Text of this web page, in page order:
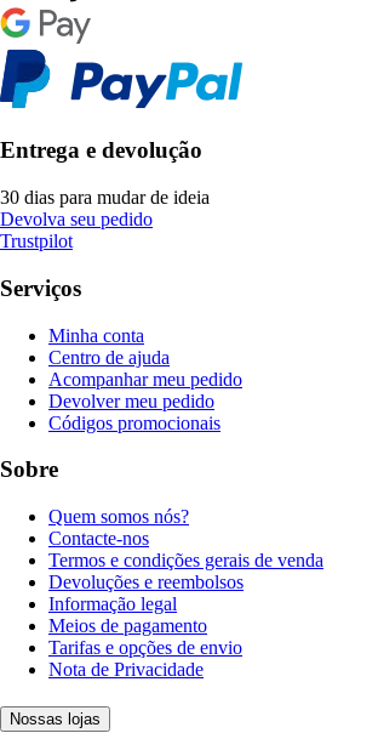
Entrega e devolução
30 dias para mudar de ideia
Devolva seu pedido
Trustpilot
Serviços
Minha conta
Centro de ajuda
Acompanhar meu pedido
Devolver meu pedido
Códigos promocionais
Sobre
Quem somos nós?
Contacte-nos
Termos e condições gerais de venda
Devoluções e reembolsos
Informação legal
Meios de pagamento
Tarifas e opções de envio
Nota de Privacidade
Nossas lojas